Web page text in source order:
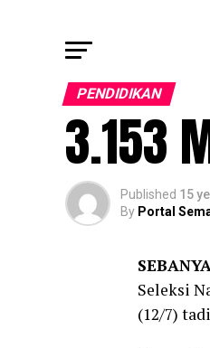
PENDIDIKAN
3.153
Published 15
By Portal
Seleksi
(12/7)